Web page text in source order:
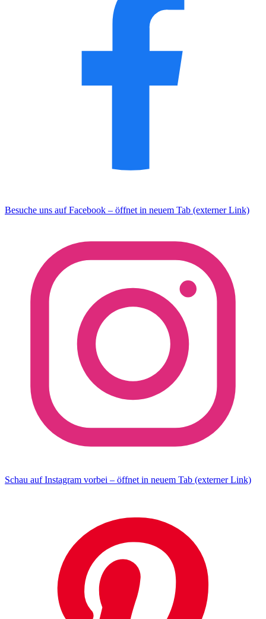
Besuche uns auf Facebook – öffnet in neuem Tab (externer Link)
Schau auf Instagram vorbei – öffnet in neuem Tab (externer Link)